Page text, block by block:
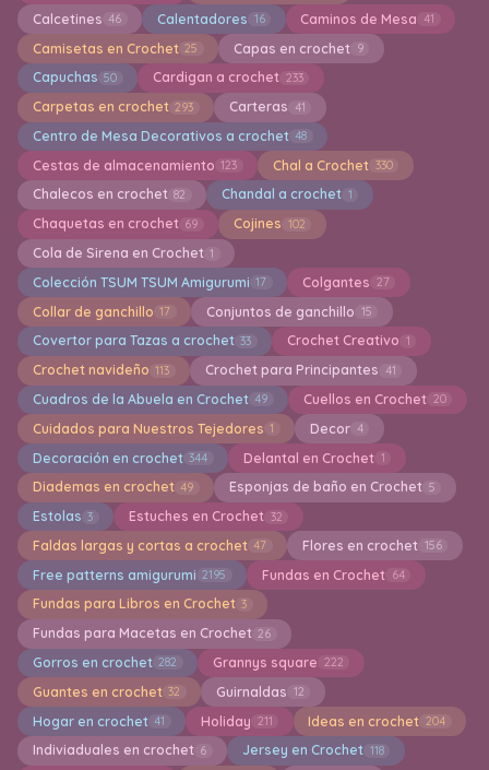
Calcetines 46 Calentadores 16 Caminos de Mesa 41
Camisetas en Crochet 25 Capas en crochet 9
Capuchas 50 Cardigan a crochet 233
Carpetas en crochet 293 Carteras 41
Centro de Mesa Decorativos a crochet 48
Cestas de almacenamiento 123 Chal a Crochet 330
Chalecos en crochet 82 Chandal a crochet 1
Chaquetas en crochet 69 Cojines 102
Cola de Sirena en Crochet 1
Colección TSUM TSUM Amigurumi 17 Colgantes 27
Collar de ganchillo 17 Conjuntos de ganchillo 15
Covertor para Tazas a crochet 33 Crochet Creativo 1
Crochet navideño 113 Crochet para Principantes 41
Cuadros de la Abuela en Crochet 49 Cuellos en Crochet 20
Cuidados para Nuestros Tejedores 1 Decor 4
Decoración en crochet 344 Delantal en Crochet 1
Diademas en crochet 49 Esponjas de baño en Crochet 5
Estolas 3 Estuches en Crochet 32
Faldas largas y cortas a crochet 47 Flores en crochet 156
Free patterns amigurumi 2195 Fundas en Crochet 64
Fundas para Libros en Crochet 3
Fundas para Macetas en Crochet 26
Gorros en crochet 282 Grannys square 222
Guantes en crochet 32 Guirnaldas 12
Hogar en crochet 41 Holiday 211 Ideas en crochet 204
Indiviaduales en crochet 6 Jersey en Crochet 118